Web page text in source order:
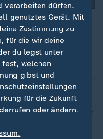
sowie nicht-
einfacher ändern
und was nicht.
man sehr gut
der Mensch Nemo diese
verarbeiten dürfen.
genutztes Gerät. Mit
Zustimmung zu
für die wir deine
du legst unter
welchen
gibst und
für die Zukunft
oder ändern.